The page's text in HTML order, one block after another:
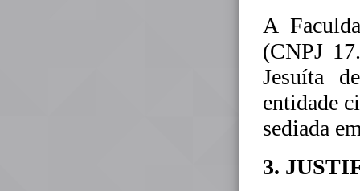
A
(CNPJ
Jesuíta
entidade
sediada
3.